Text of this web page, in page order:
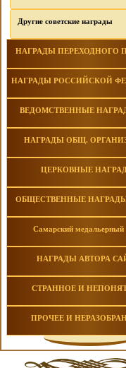
Другие советские награды
НАГРАДЫ ПЕРЕХОДНОГО
НАГРАДЫ РОССИЙСКОЙ
ВЕДОМСТВЕННЫЕ
НАГРАДЫ ОБЩ.
ЦЕРКОВНЫЕ
ОБЩЕСТВЕННЫЕ НАГРАДЫ
Самарский медальерный
НАГРАДЫ АВТОРА
СТРАННОЕ И
ПРОЧЕЕ И